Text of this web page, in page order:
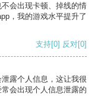
会出现卡顿、掉线的情
，我的游戏水平提升了
支持[0] 反对[0]
露个人信息，这让我很
会出现个人信息泄露的